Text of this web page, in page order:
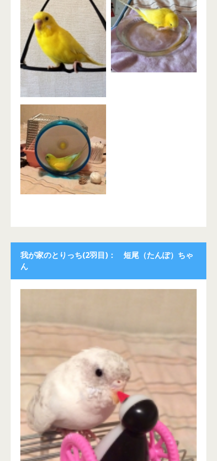
我が家のとりっち(2羽目)： 短尾（たんぽ）ちゃ
ん